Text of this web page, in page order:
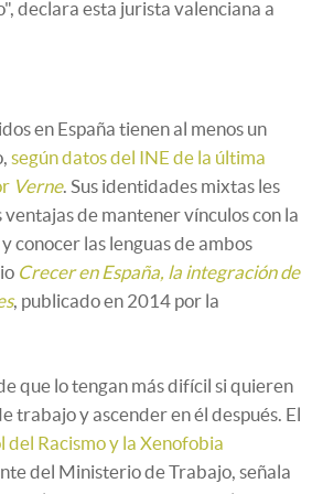
declara esta jurista valenciana a
en España tienen al menos un
según datos del INE de la última
Verne. Sus identidades mixtas les
de mantener vínculos con la
conocer las lenguas de ambos
Crecer en España, la integración de
, publicado en 2014 por la
que lo tengan más difícil si quieren
trabajo y ascender en él después. El
Racismo y la Xenofobia
del Ministerio de Trabajo, señala